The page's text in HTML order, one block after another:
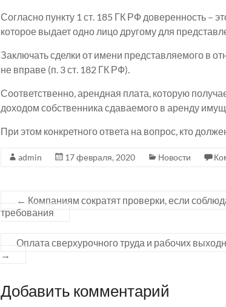
Согласно пункту 1 ст. 185 ГК РФ доверенность –
которое выдает одно лицо другому для
Заключать сделки от имени представляемого в
не вправе (п. 3 ст. 182 ГК РФ).
Соответственно, арендная плата, которую
доходом собственника сдаваемого в аренду
При этом конкретного ответа на вопрос, кто
admin 17 февраля, 2020 Новости
← Компаниям сократят проверки, если
требования
Оплата сверхурочного труда и рабочих
→
Добавить комментарий